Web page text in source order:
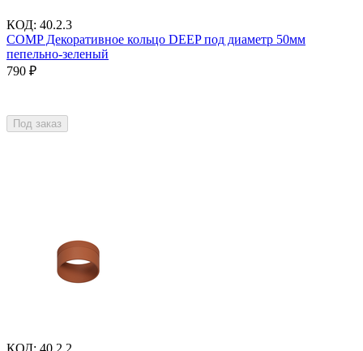
КОД: 40.2.3
COMP Декоративное кольцо DEEP под диаметр 50мм
пепельно-зеленый
790 ₽
Под заказ
КОД: 40.2.2